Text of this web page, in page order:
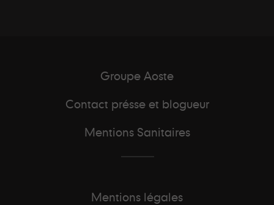
Groupe Aoste
Contact présse et blogueur
Mentions Sanitaires
Mentions légales